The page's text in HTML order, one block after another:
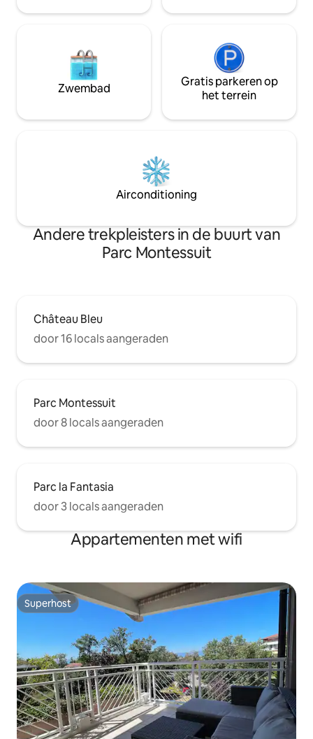
Zwembad
Gratis parkeren op
het terrein
Airconditioning
Andere trekpleisters in de buurt van
Parc Montessuit
Château Bleu
door 16 locals aangeraden
Parc Montessuit
door 8 locals aangeraden
Parc la Fantasia
door 3 locals aangeraden
Appartementen met wifi
Superhost
Superhost